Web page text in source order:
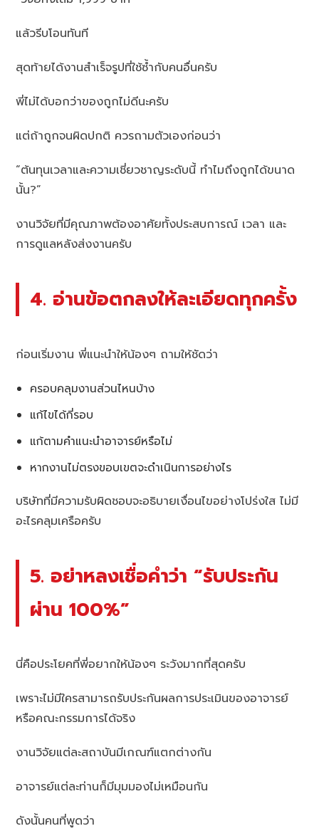
แล้วรีบโอนทันที
สุดท้ายได้งานสำเร็จรูปที่ใช้ซ้ำกับคนอื่นครับ
พี่ไม่ได้บอกว่าของถูกไม่ดีนะครับ
แต่ถ้าถูกจนผิดปกติ ควรถามตัวเองก่อนว่า
“ต้นทุนเวลาและความเชี่ยวชาญระดับนี้ ทำไมถึงถูกได้ขนาด
นั้น?”
งานวิจัยที่มีคุณภาพต้องอาศัยทั้งประสบการณ์ เวลา และ
การดูแลหลังส่งงานครับ
4. อ่านข้อตกลงให้ละเอียดทุกครั้ง
ก่อนเริ่มงาน พี่แนะนำให้น้องๆ ถามให้ชัดว่า
ครอบคลุมงานส่วนไหนบ้าง
แก้ไขได้กี่รอบ
แก้ตามคำแนะนำอาจารย์หรือไม่
หากงานไม่ตรงขอบเขตจะดำเนินการอย่างไร
บริษัทที่มีความรับผิดชอบจะอธิบายเงื่อนไขอย่างโปร่งใส ไม่มี
อะไรคลุมเครือครับ
5. อย่าหลงเชื่อคำว่า “รับประกัน
ผ่าน 100%”
นี่คือประโยคที่พี่อยากให้น้องๆ ระวังมากที่สุดครับ
เพราะไม่มีใครสามารถรับประกันผลการประเมินของอาจารย์
หรือคณะกรรมการได้จริง
งานวิจัยแต่ละสถาบันมีเกณฑ์แตกต่างกัน
อาจารย์แต่ละท่านก็มีมุมมองไม่เหมือนกัน
ดังนั้นคนที่พูดว่า